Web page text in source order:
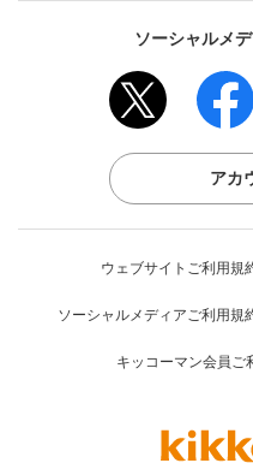
ソーシャルメ
アカ
ウェブサイトご利用規
ソーシャルメディアご利用規
キッコーマン会員ご